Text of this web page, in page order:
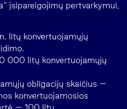
įsipareigojimų pertvarkymui,
litų konvertuojamųjų
000 litų konvertuojamųjų
obligacijų skaičius –
konvertuojamosios